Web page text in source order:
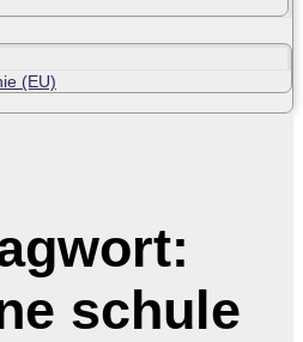
(EU)
schule